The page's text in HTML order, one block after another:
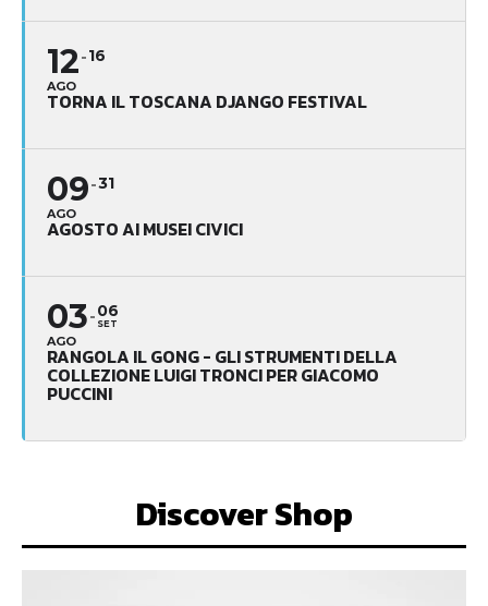
12
AGO
16
TORNA IL TOSCANA DJANGO FESTIVAL
09
AGO
31
AGOSTO AI MUSEI CIVICI
03
AGO
06
SET
RANGOLA IL GONG - GLI STRUMENTI DELLA
COLLEZIONE LUIGI TRONCI PER GIACOMO
PUCCINI
Discover Shop